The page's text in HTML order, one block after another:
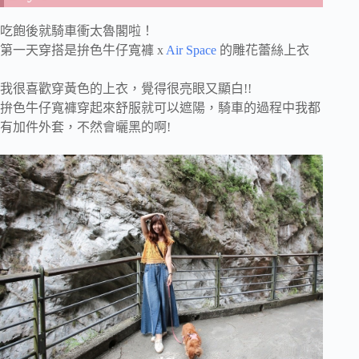
吃飽後就騎車衝太魯閣啦！
第一天穿搭是拚色牛仔寬褲 x Air Space 的雕花蕾絲上衣
我很喜歡穿黃色的上衣，覺得很亮眼又顯白!!
拚色牛仔寬褲穿起來舒服就可以遮陽，騎車的過程中我都
有加件外套，不然會曬黑的啊!